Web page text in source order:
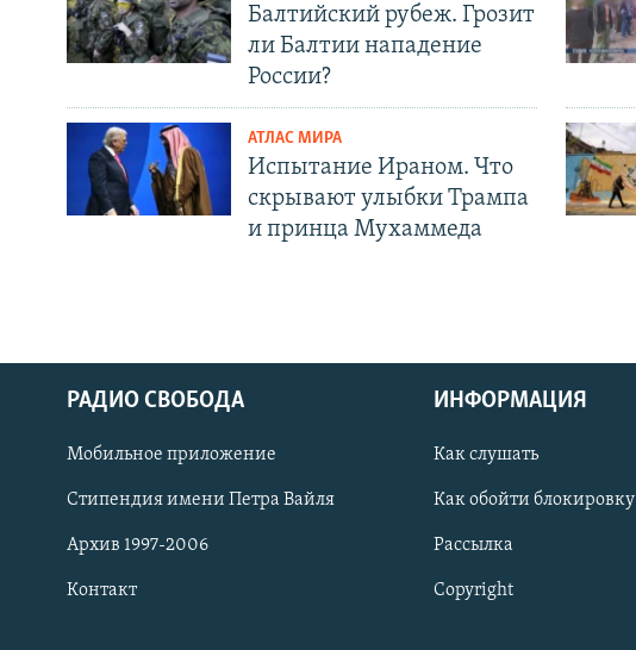
СОЦИАЛЬНЫЕ СЕТИ
Балтийский рубеж. Грозит
ли Балтии нападение
России?
АТЛАС МИРА
Испытание Ираном. Что
скрывают улыбки Трампа
и принца Мухаммеда
РАДИО СВОБОДА
Мобильное приложение
Стипендия имени Петра Вайля
Архив 1997-2006
Контакт
ИНФОРМАЦИЯ
Как слушать
Как обойти блокировку
Рассылка
Copyright